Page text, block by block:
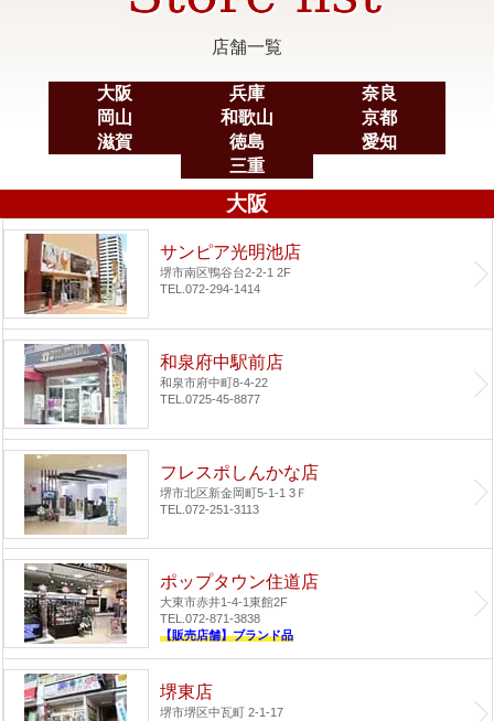
店舗一覧
大阪 兵庫
奈良
岡山
和歌山
京都
滋賀
徳島
愛知
三重
大阪
サンピア光明池店
堺市南区鴨谷台2-2-1 2F
TEL.072-294-1414
和泉府中駅前店
和泉市府中町8-4-22
TEL.0725-45-8877
フレスポしんかな店
堺市北区新金岡町5-1-1 3Ｆ
TEL.072-251-3113
ポップタウン住道店
大東市赤井1-4-1 東館2F
TEL.072-871-3838
【販売店舗】ブランド品
堺東店
堺市堺区中瓦町 2-1-17